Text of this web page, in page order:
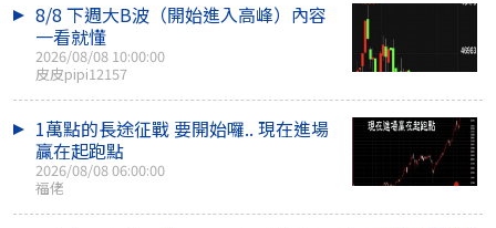
8/8 下週大B波（開始進入高峰）內容
一看就懂
2026/08/08 10:00:00
皮皮pipi12157
1萬點的長途征戰 要開始囉.. 現在進場
贏在起跑點
2026/08/08 06:00:00
福佬